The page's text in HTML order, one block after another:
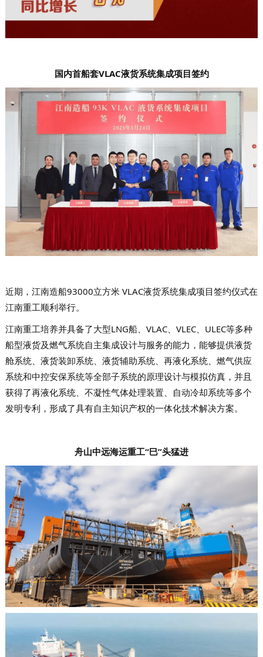
国内首船套VLAC液货系统集成项目签约
近期，江南造船93000立方米 VLAC液货系统集成项目签约仪式在
江南重工顺利举行。
江南重工培养并具备了大型LNG船、VLAC、VLEC、ULEC等多种
船型液货及燃气系统自主集成设计与服务的能力，能够提供液货
舱系统、液货装卸系统、液货辅助系统、再液化系统、燃气供应
系统和中控安保系统等全部子系统的原理设计与模拟仿真，并且
获得了再液化系统、不凝性气体处理装置、自动冷却系统等多个
发明专利，形成了具有自主知识产权的一体化技术解决方案。
舟山中远海运重工“巳”头猛进